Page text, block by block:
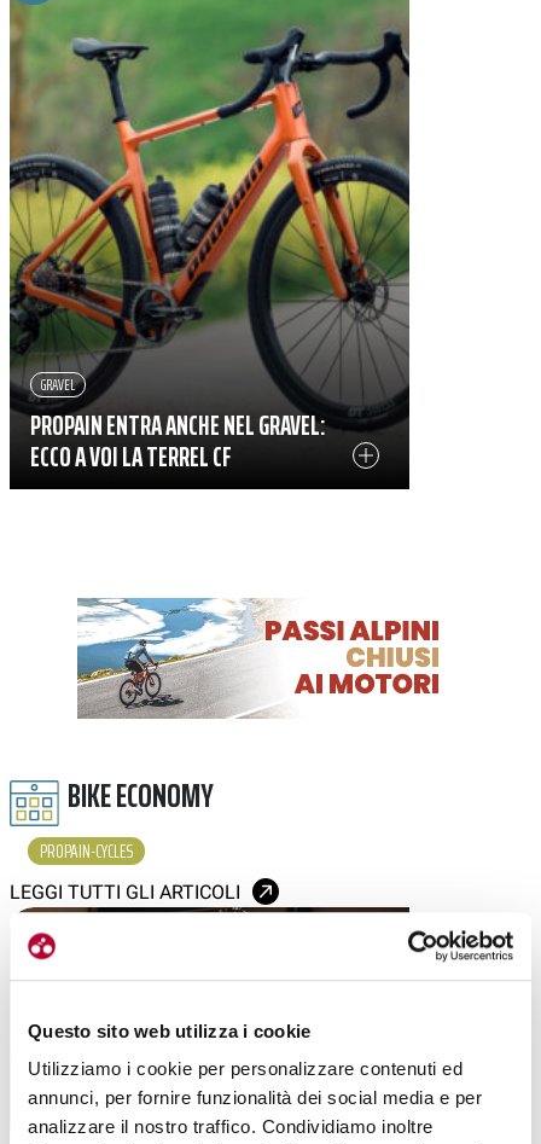
Questo sito web utilizza i cookie
Utilizziamo i cookie per personalizzare contenuti ed
annunci, per fornire funzionalità dei social media e per
analizzare il nostro traffico. Condividiamo inoltre
GRAVEL
PROPAIN ENTRA ANCHE NEL GRAVEL:
ECCO A VOI LA TERREL CF
BIKE ECONOMY
PROPAIN-CYCLES
LEGGI TUTTI GLI ARTICOLI